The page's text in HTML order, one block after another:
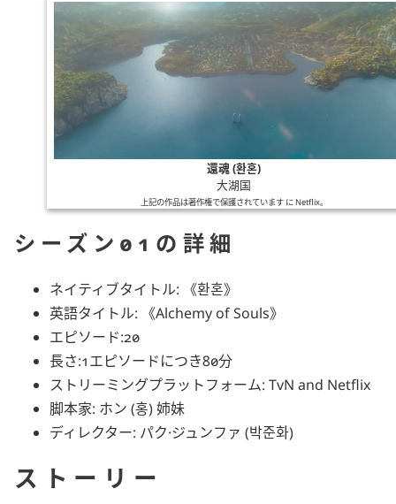
還魂 (환혼)
大湖国
上記の作品は著作権で保護されています に Netflix。
シーズン01の詳細
ネイティブタイトル:
환혼
英語タイトル:
Alchemy of Souls
エピソード:20
長さ:1エピソードにつき80分
ストリーミングプラットフォーム: TvN and Netflix
脚本家: ホン (홍) 姉妹
ディレクター: パク·ジュンファ (박준화)
ストーリー